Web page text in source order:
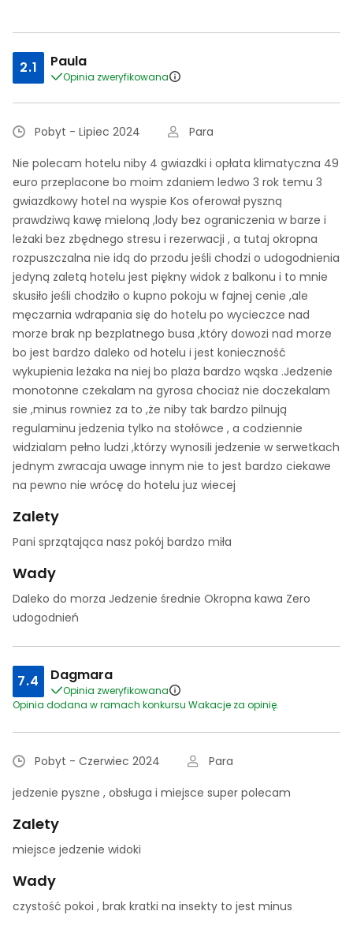
2.1 Paula
Opinia zweryfikowana
Pobyt - Lipiec 2024
Para
Nie polecam hotelu niby 4 gwiazdki i opłata klimatyczna 49
euro przeplacone bo moim zdaniem ledwo 3 rok temu 3
gwiazdkowy hotel na wyspie Kos oferował pyszną
prawdziwą kawę mieloną ,lody bez ograniczenia w barze i
leżaki bez zbędnego stresu i rezerwacji , a tutaj okropna
rozpuszczalna nie idą do przodu jeśli chodzi o udogodnienia
jedyną zaletą hotelu jest piękny widok z balkonu i to mnie
skusiło jeśli chodziło o kupno pokoju w fajnej cenie ,ale
męczarnia wdrapania się do hotelu po wycieczce nad
morze brak np bezplatnego busa ,który dowozi nad morze
bo jest bardzo daleko od hotelu i jest konieczność
wykupienia leżaka na niej bo plaża bardzo wąska .Jedzenie
monotonne czekalam na gyrosa chociaż nie doczekalam
sie ,minus rowniez za to ,że niby tak bardzo pilnują
regulaminu jedzenia tylko na stołówce , a codziennie
widzialam pełno ludzi ,którzy wynosili jedzenie w serwetkach
jednym zwracaja uwage innym nie to jest bardzo ciekawe
na pewno nie wrócę do hotelu juz wiecej
Zalety
Pani sprzątająca nasz pokój bardzo miła
Wady
Daleko do morza Jedzenie średnie Okropna kawa Zero
udogodnień
7.4 Dagmara
Opinia zweryfikowana
Opinia dodana w ramach konkursu Wakacje za opinię.
Pobyt - Czerwiec 2024
Para
jedzenie pyszne , obsługa i miejsce super polecam
Zalety
miejsce jedzenie widoki
Wady
czystość pokoi , brak kratki na insekty to jest minus